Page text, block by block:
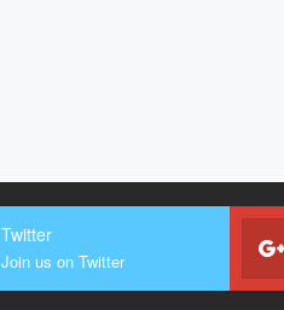
Twitter
Join us on Twitter